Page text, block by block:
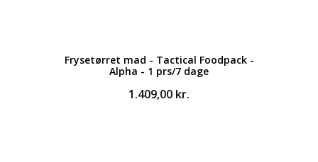
Frysetørret mad - Tactical Foodpack -
Alpha - 1 prs/7 dage
1.409,00 kr.